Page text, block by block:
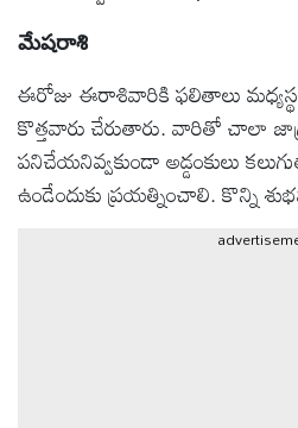
లైవ్
టీవి
వ్యవసాయం
మేషరాశి
ఈరోజు ఈరాశివారికి ఫలితాలు
కొత్తవారు చేరుతారు. వారితో చాలా
పనిచేయనివ్వకుండా అడ్డంకులు
ఉండేందుకు ప్రయత్నించాలి. కొన్ని